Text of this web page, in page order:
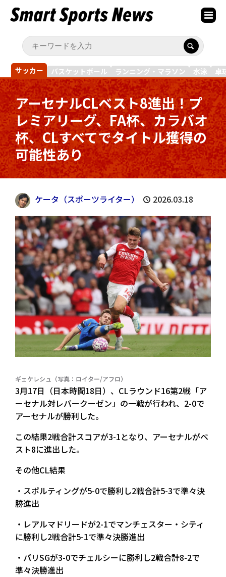
サッカー バスケットボール ランニング・マラソン 水泳 卓
アーセナルCLベスト8進出！プ
レミアリーグ、FA杯、カラバオ
杯、CLすべてでタイトル獲得の
可能性あり
ケータ（スポーツライター） 2026.03.18
ギェケレシュ（写真：ロイター/アフロ）
3月17日（日本時間18日）、CLラウンド16第2戦「ア
ーセナル対レバークーゼン」の一戦が行われ、2-0で
アーセナルが勝利した。
この結果2戦合計スコアが3-1となり、アーセナルがベ
スト8に進出した。
その他CL結果
・スポルティングが5-0で勝利し2戦合計5-3で準々決
勝進出
・レアルマドリードが2-1でマンチェスター・シティ
に勝利し2戦合計5-1で準々決勝進出
・パリSGが3-0でチェルシーに勝利し2戦合計8-2で
準々決勝進出